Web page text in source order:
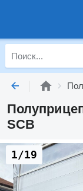
SCB
1/19